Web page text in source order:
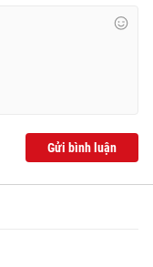
Gửi bình luận